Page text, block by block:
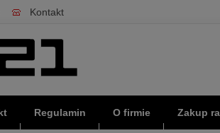
Kontakt
Regulamin O firmie Zakup